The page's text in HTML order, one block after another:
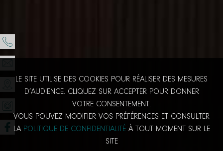
LE SITE UTILISE DES COOKIES POUR RÉALISER DES MESURES
D’AUDIENCE. CLIQUEZ SUR ACCEPTER POUR DONNER
VOTRE CONSENTEMENT.
VOUS POUVEZ MODIFIER VOS PRÉFÉRENCES ET CONSULTER
LA POLITIQUE DE CONFIDENTIALITÉÀ TOUT MOMENT SUR LE
SITE